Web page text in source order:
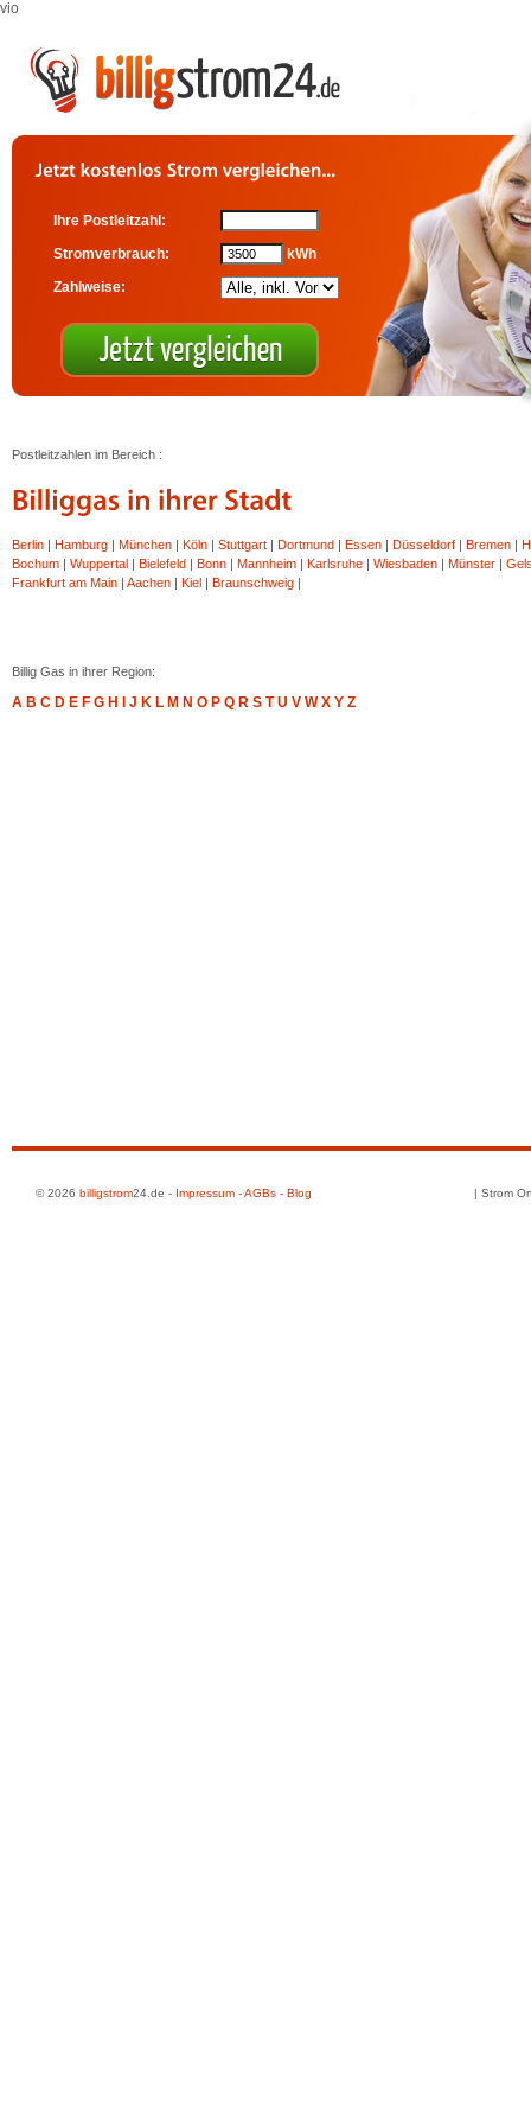
vio
Ihre Postleitzahl:
Stromverbrauch:
kWh
Zahlweise:
Postleitzahlen im Bereich :
Berlin | Hamburg | München | Köln | Stuttgart | Dortmund | Essen | Düsseldorf | Bremen |
Bochum | Wuppertal | Bielefeld | Bonn | Mannheim | Karlsruhe | Wiesbaden | Münster |
Frankfurt am Main | Aachen | Kiel | Braunschweig |
Billig Gas in ihrer Region:
A B C D E F G H J K L M N O P Q R S T U V W X Y Z
© 2026 billigstrom24.de - Impressum -AGBs - Blog | Strom